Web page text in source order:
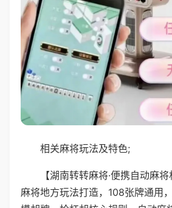
相关麻将玩法及特色;
【湖南转转麻将·便携自动麻
麻将地方玩法打造，108张牌通用